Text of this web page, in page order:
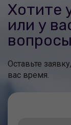
Хотите
или у
Оставьте
вас время.